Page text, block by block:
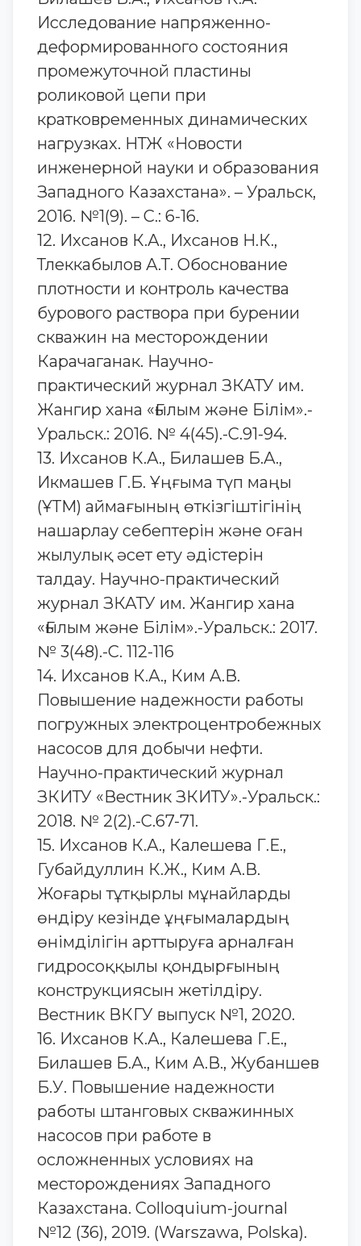
Исследование напряженно-
деформированного состояния
промежуточной пластины
роликовой цепи при
кратковременных динамических
нагрузках. НТЖ «Новости
инженерной науки и образования
Западного Казахстана». – Уральск,
2016. №1(9). – С.: 6-16.
12. Ихсанов К.А., Ихсанов Н.К.,
Тлеккабылов А.Т. Обоснование
плотности и контроль качества
бурового раствора при бурении
скважин на месторождении
Карачаганак. Научно-
практический журнал ЗКАТУ им.
Жангир хана «Ғылым және Білім».-
Уральск.: 2016. № 4(45).-С.91-94.
13. Ихсанов К.А., Билашев Б.А.,
Икмашев Г.Б. Ұңғыма түп маңы
(ҰТМ) аймағының өткізгіштігінің
нашарлау себептерін және оған
жылулық әсет ету әдістерін
талдау. Научно-практический
журнал ЗКАТУ им. Жангир хана
«Ғылым және Білім».-Уральск.: 2017.
№ 3(48).-С. 112-116
14. Ихсанов К.А., Ким А.В.
Повышение надежности работы
погружных электроцентробежных
насосов для добычи нефти.
Научно-практический журнал
ЗКИТУ «Вестник ЗКИТУ».-Уральск.:
2018. № 2(2).-С.67-71.
15. Ихсанов К.А., Калешева Г.Е.,
Губайдуллин К.Ж., Ким А.В.
Жоғары тұтқырлы мұнайларды
өндіру кезінде ұңғымалардың
өнімділігін арттыруға арналған
гидросоққылы қондырғының
конструкциясын жетілдіру.
Вестник ВКГУ выпуск №1, 2020.
16. Ихсанов К.А., Калешева Г.Е.,
Билашев Б.А., Ким А.В., Жубаншев
Б.У. Повышение надежности
работы штанговых скважинных
насосов при работе в
осложненных условиях на
месторождениях Западного
Казахстана. Сolloquium-journal
№12 (36), 2019. (Warszawa, Polska).